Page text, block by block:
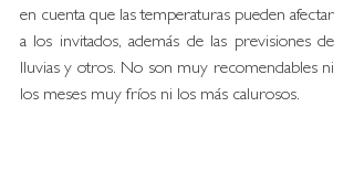
en cuenta que las temperaturas pueden afectar
a los invitados, además de las previsiones de
lluvias y otros. No son muy recomendables ni
los meses muy fríos ni los más calurosos.